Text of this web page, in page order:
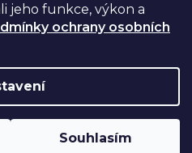
jeho funkce, výkon a
ochrany osobních
Souhlasím
❤️ vyšperkovalo
nastavení cookies